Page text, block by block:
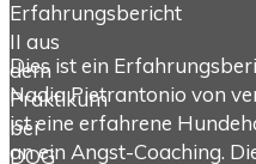
Dies ist ein
Nadia Pietrantonio von
ist eine erfahrene
an ein Angst-Coaching.